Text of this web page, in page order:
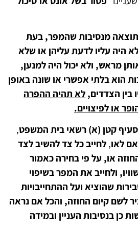
מנסיבות שהמפר, בעת
היה עליו לדעת עליהן או שלא
מראש, ולא יכול היה למנען,
הוא בלתי אפשרי או שונה באופן
בין הצדדים, לא תהיה ההפרה
או לפיצויים.
קטן (א) רשאי בית המשפט,
אם לאו, לחייב כל צד להשיב לצד
או, על פי בחירה כאמור
את שוויו, ולחייב את המפר בשיפוי
שהוציא ועל ההתחייבויות
לשם קיום החוזה, והכל אם נראה
כן בנסיבות העניין ובמידה